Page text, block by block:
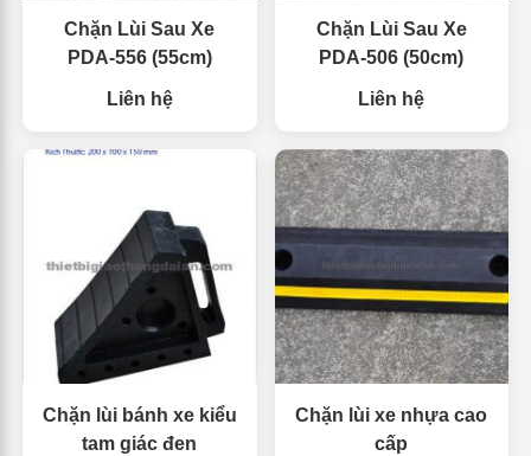
Chặn Lùi Sau Xe
PDA-556 (55cm)
Liên hệ
Chặn Lùi Sau Xe
PDA-506 (50cm)
Liên hệ
Chặn lùi bánh xe kiểu
tam giác đen
Chặn lùi xe nhựa cao
cấp